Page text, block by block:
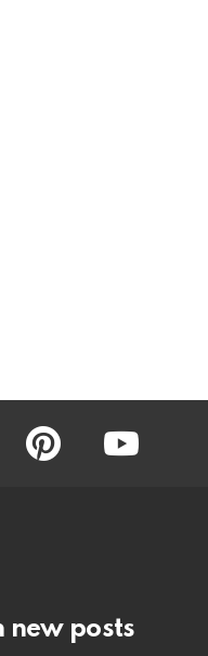
pinterest youtube
new posts